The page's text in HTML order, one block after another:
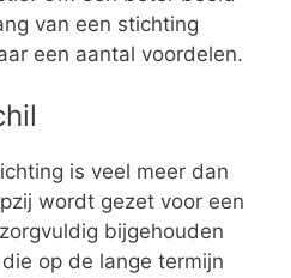
van een stichting
een aantal voordelen.
is veel meer dan
wordt gezet voor een
bijgehouden
op de lange termijn